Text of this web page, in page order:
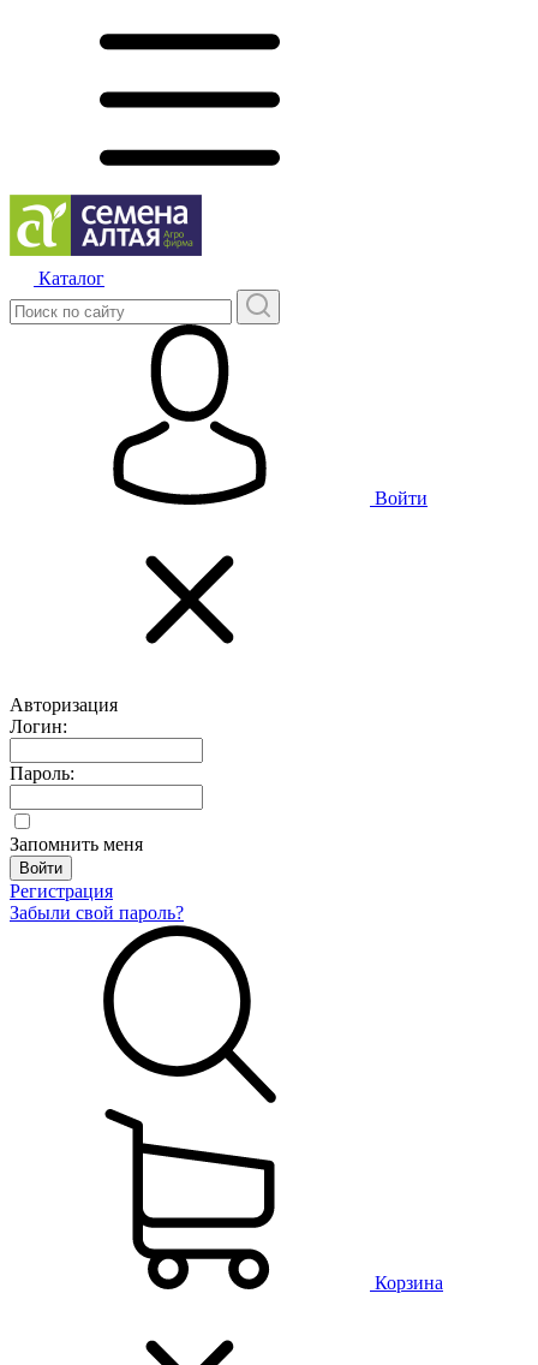
Каталог
Войти
Авторизация
Логин:
Пароль:
Запомнить меня
Регистрация
Забыли свой пароль?
Корзина